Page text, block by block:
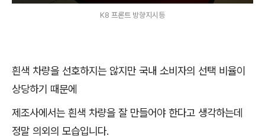
K8 프론트 방향지시등
흰색 차량을 선호하지는 않지만 국내 소비자의 선택 비율이
상당하기 때문에
제조사에서는 흰색 차량을 잘 만들어야 한다고 생각하는데
정말 의외의 모습입니다.